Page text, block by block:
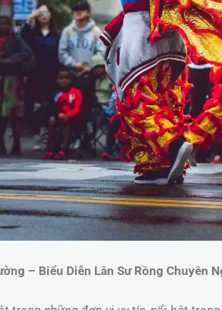
– Biểu Diễn Lân Sư Rồng Chuyên